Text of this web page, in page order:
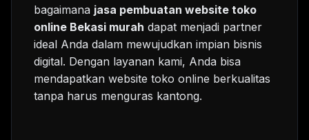
bagaimana jasa pembuatan website toko
online Bekasi murah dapat menjadi partner
ideal Anda dalam mewujudkan impian bisnis
digital. Dengan layanan kami, Anda bisa
mendapatkan website toko online berkualitas
tanpa harus menguras kantong.